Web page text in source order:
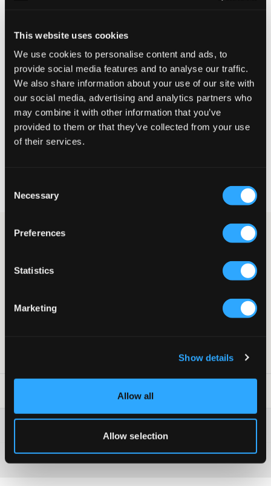
This website uses cookies
We use cookies to personalise content and ads, to
provide social media features and to analyse our traffic.
We also share information about your use of our site with
our social media, advertising and analytics partners who
may combine it with other information that you’ve
provided to them or that they’ve collected from your use
of their services.
Selection
Necessary
Preferences
Statistics
Marketing
Show details
Allow all
Allow selection
Wahrgenommene Größe
Klein Perfekt Groß
GRÖSSENBERATER
WÄHLEN SIE EINE GRÖSSE
Widerrufsrecht
Beiger kurzer Mantel von RYVLS. Knöpfe befinden sich vorne
sowie an den Ärmeln und an den Seiten gibt es Taschen. Die
Trends des Frühlings.
Gerade und kurze Passform